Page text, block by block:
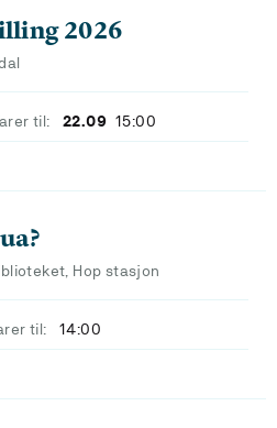
2026
til: 22.09 15:00
Hop stasjon
til: 14:00